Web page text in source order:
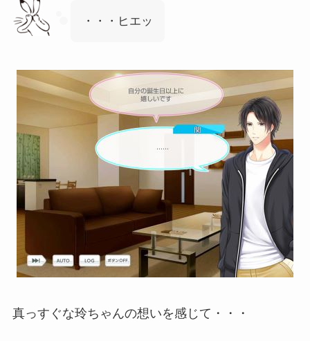
・・・ヒエッ
真っすぐな玲ちゃんの想いを感じて・・・